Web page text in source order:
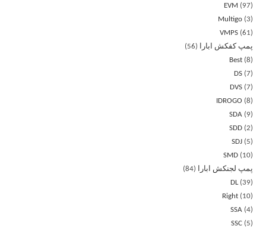
EVM
97
Multigo 3
VMPS 61
پمپ کفکش ابارا
56
Best 8
DS 7
DVS 7
IDROGO
8
SDA
9
SDD 2
SDJ
5
SMD
10
پمپ لجنکش ابارا
84
DL 39
Right
10
SSA 4
SSC
5